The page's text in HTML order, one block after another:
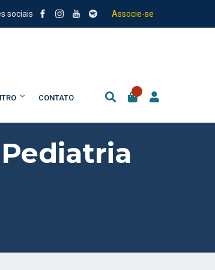
sociais Associe-se
CONTATO